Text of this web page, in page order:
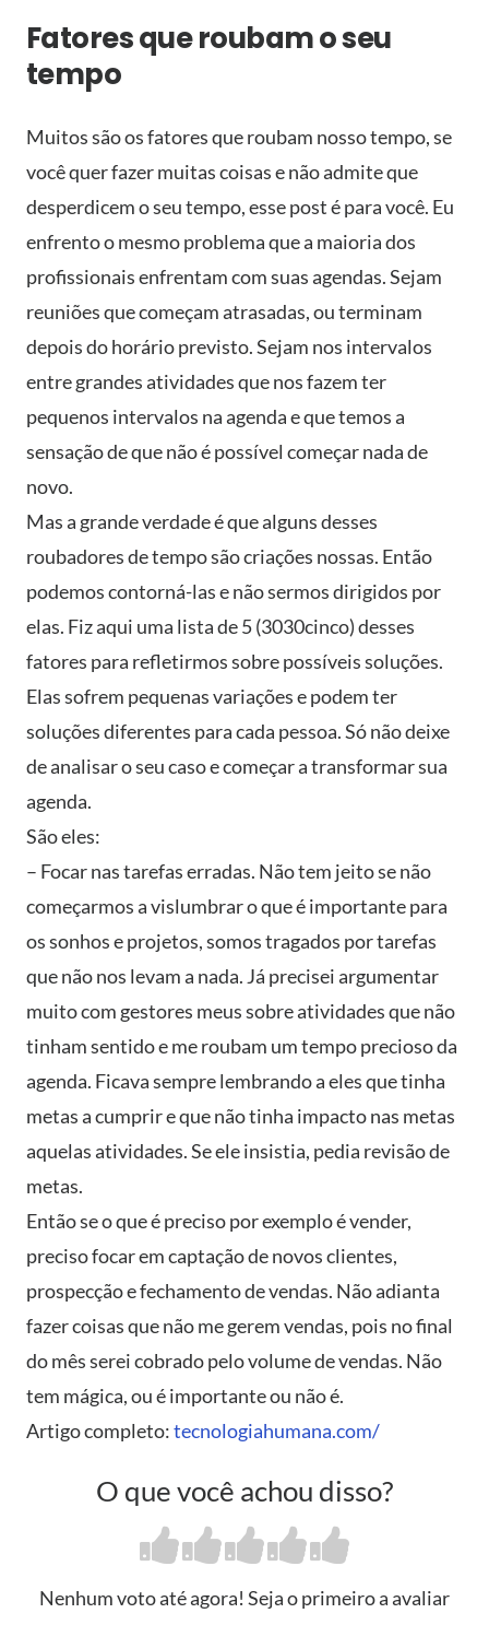
Fatores que roubam o seu
tempo
Muitos são os fatores que roubam nosso tempo, se
você quer fazer muitas coisas e não admite que
desperdicem o seu tempo, esse post é para você. Eu
enfrento o mesmo problema que a maioria dos
profissionais enfrentam com suas agendas. Sejam
reuniões que começam atrasadas, ou terminam
depois do horário previsto. Sejam nos intervalos
entre grandes atividades que nos fazem ter
pequenos intervalos na agenda e que temos a
sensação de que não é possível começar nada de
novo.
Mas a grande verdade é que alguns desses
roubadores de tempo são criações nossas. Então
podemos contorná-las e não sermos dirigidos por
elas. Fiz aqui uma lista de 5 (3030cinco) desses
fatores para refletirmos sobre possíveis soluções.
Elas sofrem pequenas variações e podem ter
soluções diferentes para cada pessoa. Só não deixe
de analisar o seu caso e começar a transformar sua
agenda.
São eles:
– Focar nas tarefas erradas. Não tem jeito se não
começarmos a vislumbrar o que é importante para
os sonhos e projetos, somos tragados por tarefas
que não nos levam a nada. Já precisei argumentar
muito com gestores meus sobre atividades que não
tinham sentido e me roubam um tempo precioso da
agenda. Ficava sempre lembrando a eles que tinha
metas a cumprir e que não tinha impacto nas metas
aquelas atividades. Se ele insistia, pedia revisão de
metas.
Então se o que é preciso por exemplo é vender,
preciso focar em captação de novos clientes,
prospecção e fechamento de vendas. Não adianta
fazer coisas que não me gerem vendas, pois no final
do mês serei cobrado pelo volume de vendas. Não
tem mágica, ou é importante ou não é.
Artigo completo:tecnologiahumana.com/
O que você achou disso?
Nenhum voto até agora! Seja o primeiro a avaliar